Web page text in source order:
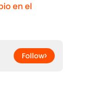
en el
Follow